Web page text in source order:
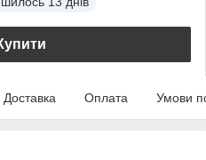
Доставка Оплата Умови